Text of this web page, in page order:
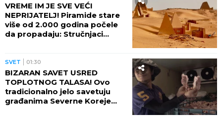
VREME IM JE SVE VEĆI
NEPRIJATELJ! Piramide stare
više od 2.000 godina počele
da propadaju: Stručnjaci
SVET 01:30
BIZARAN SAVET USRED
TOPLOTNOG TALASA! Ovo
tradicionalno jelo savetuju
građanima Severne Koreje